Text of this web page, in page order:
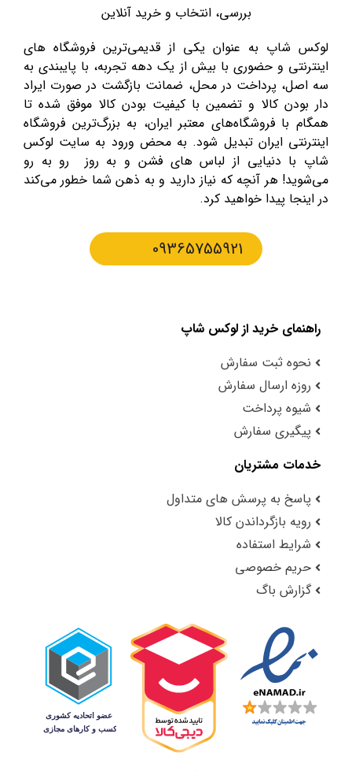
بررسی، انتخاب و خرید آنلاین
لوکس شاپ به عنوان یکی از قدیمی‌ترین فروشگاه های
اینترنتی و حضوری با بیش از یک دهه تجربه، با پایبندی به
سه اصل، پرداخت در محل، ضمانت بازگشت در صورت ایراد
دار بودن کالا و تضمین با کیفیت بودن کالا موفق شده تا
همگام با فروشگاه‌های معتبر ایران، به بزرگ‌ترین فروشگاه
اینترنتی ایران تبدیل شود. به محض ورود به سایت لوکس
شاپ با دنیایی از لباس های فشن و به روز رو به رو
می‌شوید! هر آنچه که نیاز دارید و به ذهن شما خطور می‌کند
در اینجا پیدا خواهید کرد.
09365755921
راهنمای خرید از لوکس شاپ
نحوه ثبت سفارش
روزه ارسال سفارش
شیوه پرداخت
پیگیری سفارش
خدمات مشتریان
پاسخ به پرسش های متداول
رویه بازگرداندن کالا
شرایط استفاده
حریم خصوصی
گزارش باگ